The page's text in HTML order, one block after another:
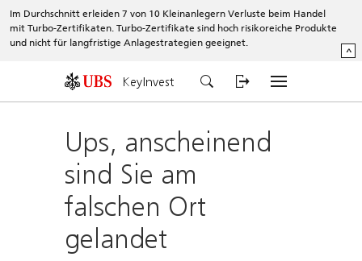
Im Durchschnitt erleiden 7 von 10 Kleinanlegern Verluste beim Handel
mit Turbo-Zertifikaten. Turbo-Zertifikate sind hoch risikoreiche Produkte
und nicht für langfristige Anlagestrategien geeignet.
^
KeyInvest
Ups, anscheinend
sind Sie am
falschen Ort
gelandet